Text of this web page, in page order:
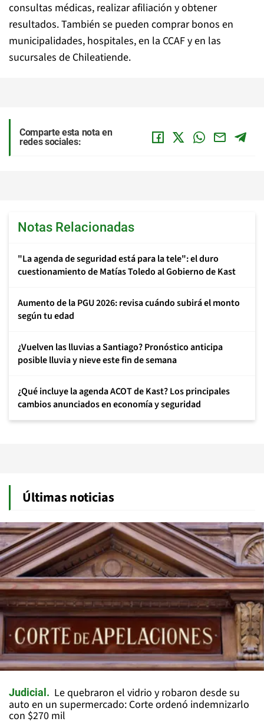
consultas médicas, realizar afiliación y obtener
resultados. También se pueden comprar bonos en
municipalidades, hospitales, en la CCAF y en las
sucursales de Chileatiende.
Comparte esta nota en
redes sociales:
Notas Relacionadas
"La agenda de seguridad está para la tele": el duro
cuestionamiento de Matías Toledo al Gobierno de Kast
Aumento de la PGU 2026: revisa cuándo subirá el monto
según tu edad
¿Vuelven las lluvias a Santiago? Pronóstico anticipa
posible lluvia y nieve este fin de semana
¿Qué incluye la agenda ACOT de Kast? Los principales
cambios anunciados en economía y seguridad
Últimas noticias
Judicial
Le quebraron el vidrio y robaron desde su
auto en un supermercado: Corte ordenó indemnizarlo
con $270 mil